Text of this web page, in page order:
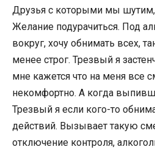
Друзья с которыми мы
Желание подурачиться. Под
вокруг, хочу обнимать всех,
менее строг. Трезвый я
мне кажется что на меня все
некомфортно. А когда
Трезвый я если кого-то
действий. Вызывает такую
отключение контроля,